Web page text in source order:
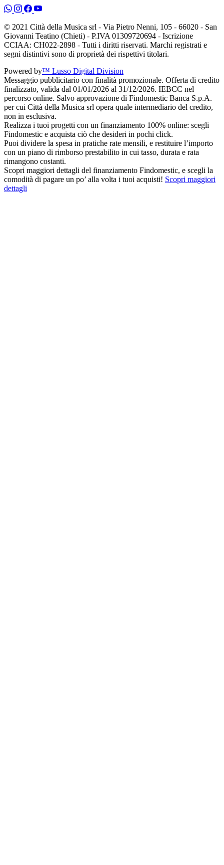
© 2021 Città della Musica srl - Via Pietro Nenni, 105 - 66020 - San
Giovanni Teatino (Chieti) - P.IVA 01309720694 - Iscrizione
CCIAA: CH022-2898 - Tutti i diritti riservati. Marchi registrati e
segni distintivi sono di proprietà dei rispettivi titolari.
Powered by™ Lusso Digital Division
Messaggio pubblicitario con finalità promozionale. Offerta di credito
finalizzato, valida dal 01/01/2026 al 31/12/2026. IEBCC nel
percorso online. Salvo approvazione di Findomestic Banca S.p.A.
per cui Città della Musica srl opera quale intermediario del credito,
non in esclusiva.
Realizza i tuoi progetti con un finanziamento 100% online: scegli
Findomestic e acquista ciò che desideri in pochi click.
Puoi dividere la spesa in pratiche rate mensili, e restituire l’importo
con un piano di rimborso prestabilito in cui tasso, durata e rata
rimangono costanti.
Scopri maggiori dettagli del finanziamento Findomestic, e scegli la
comodità di pagare un po’ alla volta i tuoi acquisti! Scopri maggiori
dettagli